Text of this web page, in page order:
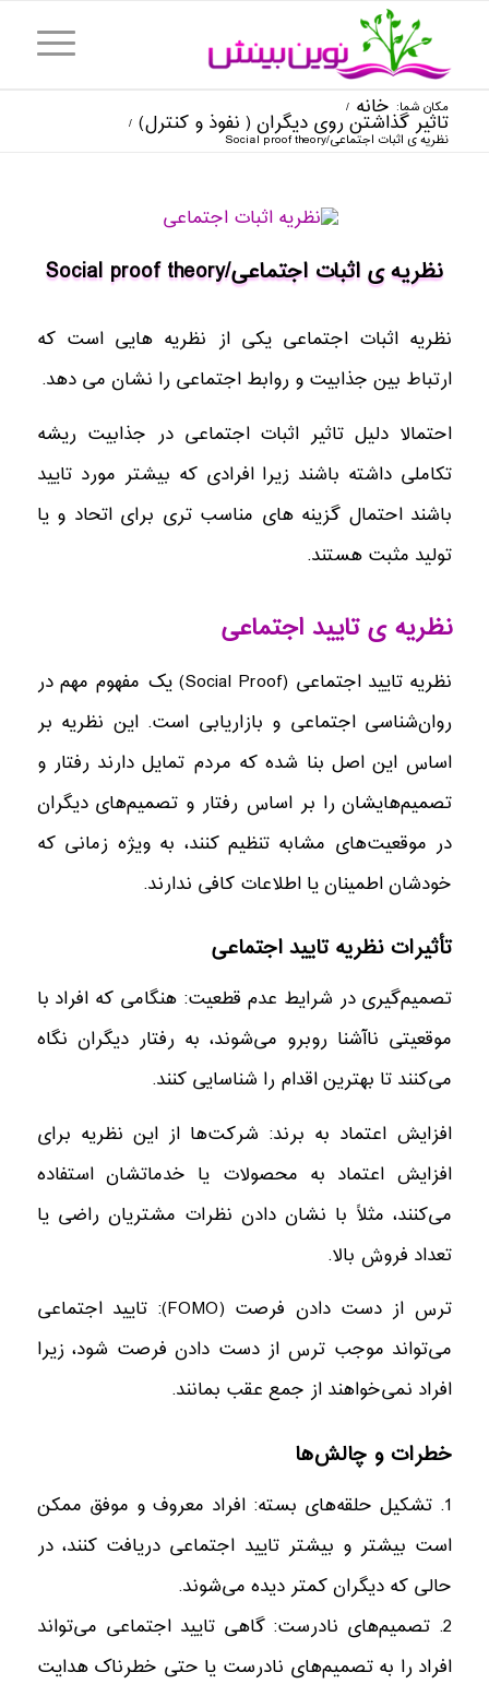
مکان شما: خانه /
تاثیر گذاشتن روی دیگران ( نفوذ و کنترل) /
نظریه ی اثبات اجتماعی/Social proof theory
نظریه ی اثبات اجتماعی/Social proof theory
نظریه اثبات اجتماعی یکی از نظریه هایی است که
ارتباط بین جذابیت و روابط اجتماعی را نشان می دهد.
احتمالا دلیل تاثیر اثبات اجتماعی در جذابیت ریشه
تکاملی داشته باشند زیرا افرادی که بیشتر مورد تایید
باشند احتمال گزینه های مناسب تری برای اتحاد و یا
تولید مثبت هستند.
نظریه ی تایید اجتماعی
نظریه تایید اجتماعی (Social Proof) یک مفهوم مهم در
روان‌شناسی اجتماعی و بازاریابی است. این نظریه بر
اساس این اصل بنا شده که مردم تمایل دارند رفتار و
تصمیم‌هایشان را بر اساس رفتار و تصمیم‌های دیگران
در موقعیت‌های مشابه تنظیم کنند، به ویژه زمانی که
خودشان اطمینان یا اطلاعات کافی ندارند.
تأثیرات نظریه تایید اجتماعی
تصمیم‌گیری در شرایط عدم قطعیت: هنگامی که افراد با
موقعیتی ناآشنا روبرو می‌شوند، به رفتار دیگران نگاه
می‌کنند تا بهترین اقدام را شناسایی کنند.
افزایش اعتماد به برند: شرکت‌ها از این نظریه برای
افزایش اعتماد به محصولات یا خدماتشان استفاده
می‌کنند، مثلاً با نشان دادن نظرات مشتریان راضی یا
تعداد فروش بالا.
ترس از دست دادن فرصت (FOMO): تایید اجتماعی
می‌تواند موجب ترس از دست دادن فرصت شود، زیرا
افراد نمی‌خواهند از جمع عقب بمانند.
خطرات و چالش‌ها
1. تشکیل حلقه‌های بسته: افراد معروف و موفق ممکن
است بیشتر و بیشتر تایید اجتماعی دریافت کنند، در
حالی که دیگران کمتر دیده می‌شوند.
2. تصمیم‌های نادرست: گاهی تایید اجتماعی می‌تواند
افراد را به تصمیم‌های نادرست یا حتی خطرناک هدایت